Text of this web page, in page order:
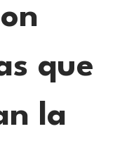
que
la